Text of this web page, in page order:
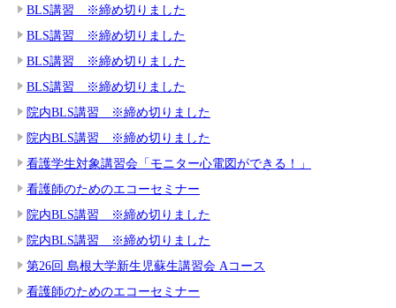
BLS講習 ※締め切りました
BLS講習 ※締め切りました
BLS講習 ※締め切りました
BLS講習 ※締め切りました
院内BLS講習 ※締め切りました
院内BLS講習 ※締め切りました
看護学生対象講習会「モニター心電図ができる！」
看護師のためのエコーセミナー
院内BLS講習 ※締め切りました
院内BLS講習 ※締め切りました
第26回 島根大学新生児蘇生講習会 Aコース
看護師のためのエコーセミナー